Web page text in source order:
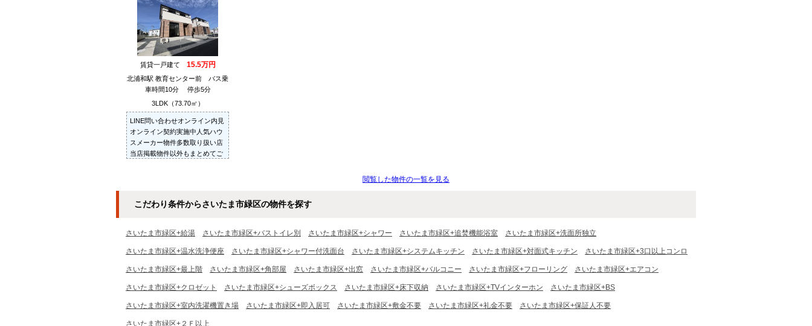
賃貸一戸建て 15.5万円
北浦和駅 教育センター前 バス乗
車時間10分 停歩5分
3LDK（73.70㎡）
LINE問い合わせオンライン内見
オンライン契約実施中人気ハウ
スメーカー物件多数取り扱い店
当店掲載物件以外もまとめてご
閲覧した物件の一覧を見る
こだわり条件からさいたま市緑区の物件を探す
さいたま市緑区+給湯 さいたま市緑区+バストイレ別 さいたま市緑区+シャワー さいたま市緑区+追焚機能浴室 さいたま市緑区+洗面所独立
さいたま市緑区+温水洗浄便座 さいたま市緑区+シャワー付洗面台 さいたま市緑区+システムキッチン さいたま市緑区+対面式キッチン さいたま市緑区+3口以上コンロ
さいたま市緑区+最上階 さいたま市緑区+角部屋 さいたま市緑区+出窓 さいたま市緑区+バルコニー さいたま市緑区+フローリング さいたま市緑区+エアコン
さいたま市緑区+クロゼット さいたま市緑区+シューズボックス さいたま市緑区+床下収納 さいたま市緑区+TVインターホン さいたま市緑区+BS
さいたま市緑区+室内洗濯機置き場 さいたま市緑区+即入居可 さいたま市緑区+敷金不要 さいたま市緑区+礼金不要 さいたま市緑区+保証人不要
さいたま市緑区+２Ｆ以上